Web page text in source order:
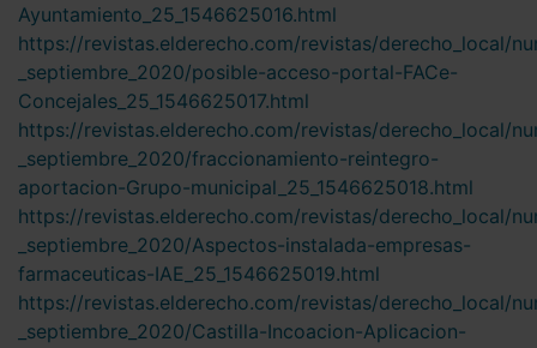
Ayuntamiento_25_1546625016.html
https://revistas.elderecho.com/revistas/derecho_local/
_septiembre_2020/posible-acceso-portal-FACe-
Concejales_25_1546625017.html
https://revistas.elderecho.com/revistas/derecho_local/
_septiembre_2020/fraccionamiento-reintegro-
aportacion-Grupo-municipal_25_1546625018.html
https://revistas.elderecho.com/revistas/derecho_local/
_septiembre_2020/Aspectos-instalada-empresas-
farmaceuticas-IAE_25_1546625019.html
https://revistas.elderecho.com/revistas/derecho_local/
_septiembre_2020/Castilla-Incoacion-Aplicacion-